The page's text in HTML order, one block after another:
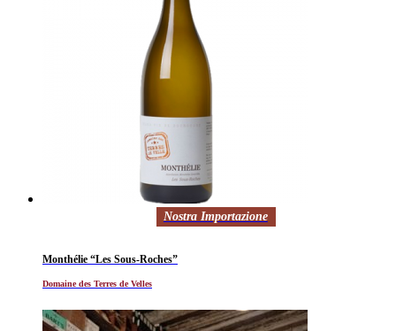
Nostra Importazione
Monthélie “Les Sous-Roches”
Domaine des Terres de Velles